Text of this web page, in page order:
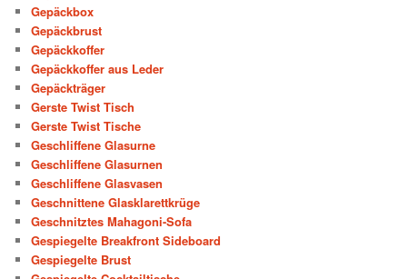
Gepäckbox
Gepäckbrust
Gepäckkoffer
Gepäckkoffer aus Leder
Gepäckträger
Gerste Twist Tisch
Gerste Twist Tische
Geschliffene Glasurne
Geschliffene Glasurnen
Geschliffene Glasvasen
Geschnittene Glasklarettkrüge
Geschnitztes Mahagoni-Sofa
Gespiegelte Breakfront Sideboard
Gespiegelte Brust